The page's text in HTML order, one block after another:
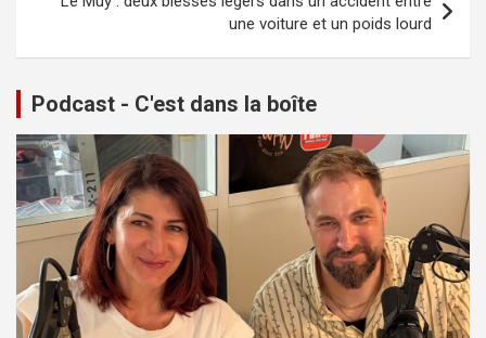
une voiture et un poids lourd
Podcast - C'est dans la boîte